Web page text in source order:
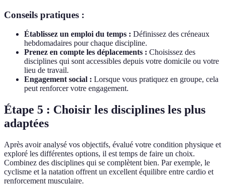
Conseils pratiques :
Établissez un emploi du temps : Définissez des créneaux
hebdomadaires pour chaque discipline.
Prenez en compte les déplacements : Choisissez des
disciplines qui sont accessibles depuis votre domicile ou votre
lieu de travail.
Engagement social : Lorsque vous pratiquez en groupe, cela
peut renforcer votre engagement.
Étape 5 : Choisir les disciplines les plus
adaptées
Après avoir analysé vos objectifs, évalué votre condition physique et
exploré les différentes options, il est temps de faire un choix.
Combinez des disciplines qui se complètent bien. Par exemple, le
cyclisme et la natation offrent un excellent équilibre entre cardio et
renforcement musculaire.